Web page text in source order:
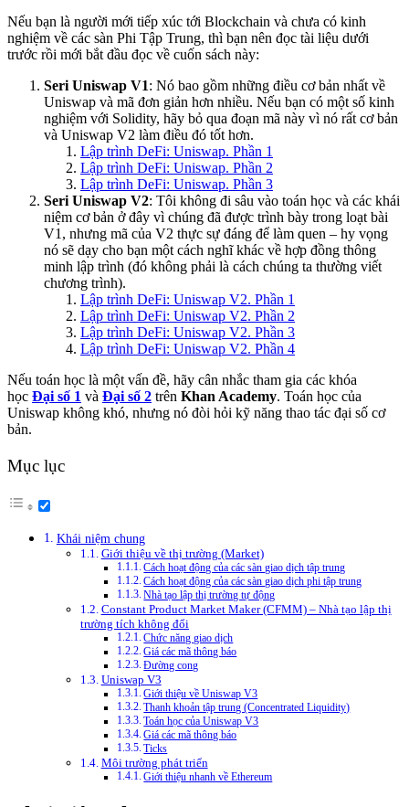
Nếu bạn là người mới tiếp xúc tới Blockchain và chưa có kinh
nghiệm về các sàn Phi Tập Trung, thì bạn nên đọc tài liệu dưới
trước rồi mới bắt đầu đọc về cuốn sách này:
Seri Uniswap V1: Nó bao gồm những điều cơ bản nhất về
Uniswap và mã đơn giản hơn nhiều. Nếu bạn có một số kinh
nghiệm với Solidity, hãy bỏ qua đoạn mã này vì nó rất cơ bản
và Uniswap V2 làm điều đó tốt hơn.
Lập trình DeFi: Uniswap. Phần 1
Lập trình DeFi: Uniswap. Phần 2
Lập trình DeFi: Uniswap. Phần 3
Seri Uniswap V2: Tôi không đi sâu vào toán học và các khái
niệm cơ bản ở đây vì chúng đã được trình bày trong loạt bài
V1, nhưng mã của V2 thực sự đáng để làm quen – hy vọng
nó sẽ dạy cho bạn một cách nghĩ khác về hợp đồng thông
minh lập trình (đó không phải là cách chúng ta thường viết
chương trình).
Lập trình DeFi: Uniswap V2. Phần 1
Lập trình DeFi: Uniswap V2. Phần 2
Lập trình DeFi: Uniswap V2. Phần 3
Lập trình DeFi: Uniswap V2. Phần 4
Nếu toán học là một vấn đề, hãy cân nhắc tham gia các khóa
học Đại số 1 và Đại số 2 trên Khan Academy. Toán học của
Uniswap không khó, nhưng nó đòi hỏi kỹ năng thao tác đại số cơ
bản.
Mục lục
Khái niệm chung
Giới thiệu về thị trường (Market)
Cách hoạt động của các sàn giao dịch tập trung
Cách hoạt động của các sàn giao dịch phi tập trung
Nhà tạo lập thị trường tự động
Constant Product Market Maker (CFMM) – Nhà tạo lập thị
trường tích không đổi
Chức năng giao dịch
Giá các mã thông báo
Đường cong
Uniswap V3
Giới thiệu về Uniswap V3
Thanh khoản tập trung (Concentrated Liquidity)
Toán học của Uniswap V3
Giá các mã thông báo
Ticks
Môi trường phát triển
Giới thiệu nhanh về Ethereum